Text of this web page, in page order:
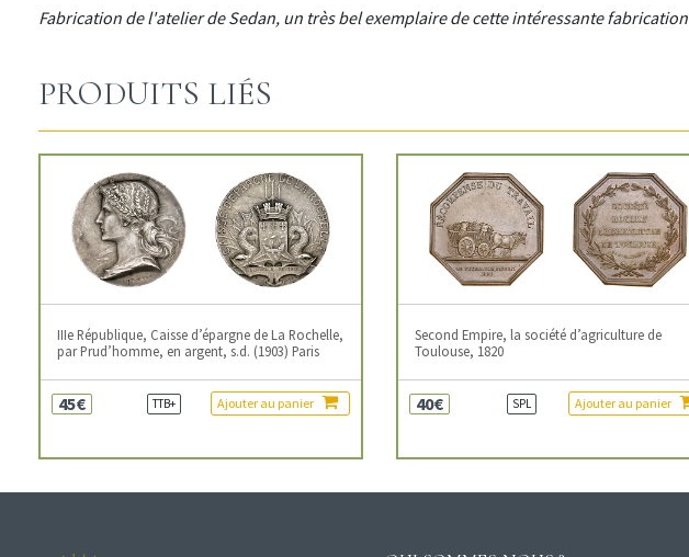
Fabrication de l'atelier de Sedan, un très bel exemplaire de cette intéressante fabrication
PRODUITS LIÉS
IIIe République, Caisse d’épargne de La Rochelle,
par Prud’homme, en argent, s.d. (1903) Paris
45€ TTB+ Ajouter au panier
Second Empire, la société d’agriculture de
Toulouse, 1820
40€ SPL Ajouter au panier